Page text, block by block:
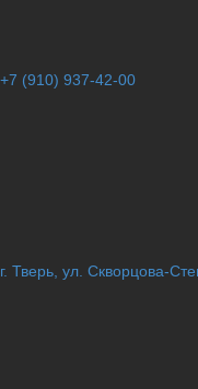
+7 (910) 937-42-00
г. Тверь, ул. Скворцова-